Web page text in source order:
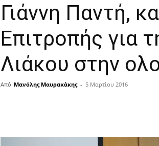
Γιάννη Παντή,
Επιτροπής για
Λιάκου στην
Από Μανόλης Μαυρακάκης - 5 Μαρτίου 2016